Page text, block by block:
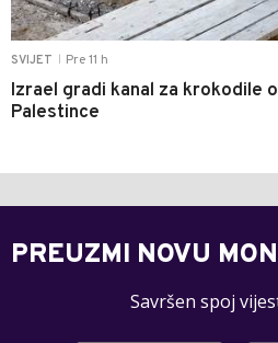
SVIJET Pre 11 h
Izrael gradi kanal za krokodile
Palestince
PREUZMI NOVU
Savršen spoj